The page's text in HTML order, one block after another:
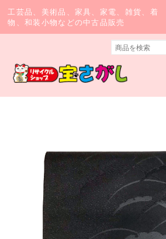
工芸品、美術品、家具、家電、雑貨、着
物、和装小物などの中古品販売